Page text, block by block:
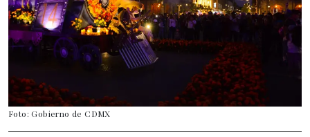
Foto: Gobierno de CDMX